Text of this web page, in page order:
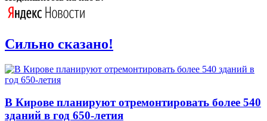
Сильно сказано!
В Кирове планируют отремонтировать более 540
зданий в год 650-летия